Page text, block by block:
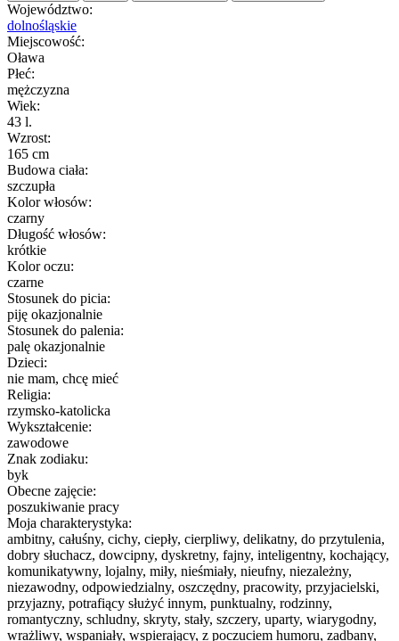
Województwo:
dolnośląskie
Miejscowość:
Oława
Płeć:
mężczyzna
Wiek:
43 l.
Wzrost:
165 cm
Budowa ciała:
szczupła
Kolor włosów:
czarny
Długość włosów:
krótkie
Kolor oczu:
czarne
Stosunek do picia:
piję okazjonalnie
Stosunek do palenia:
palę okazjonalnie
Dzieci:
nie mam, chcę mieć
Religia:
rzymsko-katolicka
Wykształcenie:
zawodowe
Znak zodiaku:
byk
Obecne zajęcie:
poszukiwanie pracy
Moja charakterystyka:
ambitny, całuśny, cichy, ciepły, cierpliwy, delikatny, do przytulenia,
dobry słuchacz, dowcipny, dyskretny, fajny, inteligentny, kochający,
komunikatywny, lojalny, miły, nieśmiały, nieufny, niezależny,
niezawodny, odpowiedzialny, oszczędny, pracowity, przyjacielski,
przyjazny, potrafiący służyć innym, punktualny, rodzinny,
romantyczny, schludny, skryty, stały, szczery, uparty, wiarygodny,
wrażliwy, wspaniały, wspierający, z poczuciem humoru, zadbany,